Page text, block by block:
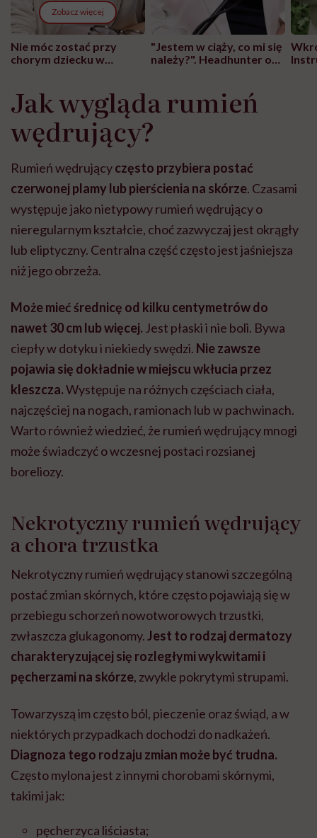
Zobacz więcej
Nie móc zostać przy
chorym dziecku w
może chyba tylko
głupota i brak
wyobraźni"
"Jestem w ciąży, co mi się
należy?". Headhunter o
pracy
Jak wygląda rumień
wędrujący?
Rumień wędrującyczęsto przybiera postać
czerwonej plamy lub pierścienia na skórze. Czasami
występuje jako nietypowy rumień wędrujący o
nieregularnym kształcie, choć zazwyczaj jest okrągły
lub eliptyczny. Centralna część często jest jaśniejsza
niż jego obrzeża.
Może mieć średnicę od kilku centymetrów do
nawet 30 cm lub więcej. Jest płaski i nie boli. Bywa
ciepły w dotyku i niekiedy swędzi. Nie zawsze
pojawia się dokładnie w miejscu wkłucia przez
kleszcza.Występuje na różnych częściach ciała,
najczęściej na nogach, ramionach lub w pachwinach.
Warto również wiedzieć, że rumień wędrujący mnogi
może świadczyć o wczesnej postaci rozsianej
boreliozy.
Nekrotyczny rumień wędrujący
a chora trzustka
Nekrotyczny rumień wędrujący stanowi szczególną
postać zmian skórnych, które często pojawiają się w
przebiegu schorzeń nowotworowych trzustki,
zwłaszcza glukagonomy.Jest to rodzaj dermatozy
charakteryzującej się rozległymi wykwitami i
pęcherzami na skórze, zwykle pokrytymi strupami.
Towarzyszą im często ból, pieczenie oraz świąd, a w
niektórych przypadkach dochodzi do nadkażeń.
Diagnoza tego rodzaju zmian może być trudna.
Często mylona jest z innymi chorobami skórnymi,
takimi jak:
pęcherzyca liściasta;